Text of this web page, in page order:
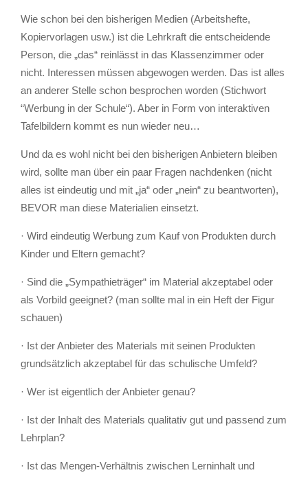
Wie schon bei den bisherigen Medien (Arbeitshefte,
Kopiervorlagen usw.) ist die Lehrkraft die entscheidende
Person, die „das“ reinlässt in das Klassenzimmer oder
nicht. Interessen müssen abgewogen werden. Das ist alles
an anderer Stelle schon besprochen worden (Stichwort
“Werbung in der Schule“). Aber in Form von interaktiven
Tafelbildern kommt es nun wieder neu…
Und da es wohl nicht bei den bisherigen Anbietern bleiben
wird, sollte man über ein paar Fragen nachdenken (nicht
alles ist eindeutig und mit „ja“ oder „nein“ zu beantworten),
BEVOR man diese Materialien einsetzt.
· Wird eindeutig Werbung zum Kauf von Produkten durch
Kinder und Eltern gemacht?
· Sind die „Sympathieträger“ im Material akzeptabel oder
als Vorbild geeignet? (man sollte mal in ein Heft der Figur
schauen)
· Ist der Anbieter des Materials mit seinen Produkten
grundsätzlich akzeptabel für das schulische Umfeld?
· Wer ist eigentlich der Anbieter genau?
· Ist der Inhalt des Materials qualitativ gut und passend zum
Lehrplan?
· Ist das Mengen-Verhältnis zwischen Lerninhalt und